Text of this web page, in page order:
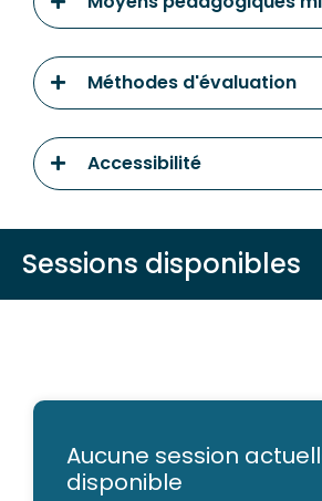
Méthodes d'évaluation
Accessibilité
Sessions disponibles
Aucune session
disponible